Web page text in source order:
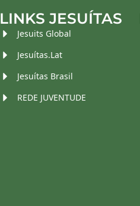
LINKS JESUÍTAS
Jesuits Global
Jesuítas.Lat
Jesuítas Brasil
REDE JUVENTUDE